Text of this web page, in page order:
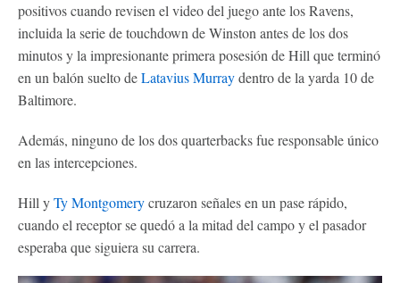
positivos cuando revisen el video del juego ante los Ravens,
incluida la serie de touchdown de Winston antes de los dos
minutos y la impresionante primera posesión de Hill que terminó
en un balón suelto deLatavius Murraydentro de la yarda 10 de
Baltimore.
Además, ninguno de los dos quarterbacks fue responsable único
en las intercepciones.
Hill yTy Montgomerycruzaron señales en un pase rápido,
cuando el receptor se quedó a la mitad del campo y el pasador
esperaba que siguiera su carrera.